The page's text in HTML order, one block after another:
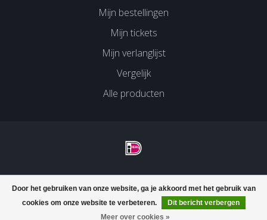
Door het gebruiken van onze website, ga je akkoord met het gebruik van
cookies om onze website te verbeteren.
Dit bericht verbergen
Meer over cookies »
Mijn bestellingen
Mijn tickets
Mijn verlanglijst
Vergelijk
Alle producten
© Copyright 2026 Velco Huissen - Powered byLightspeed-
Dyvelopment